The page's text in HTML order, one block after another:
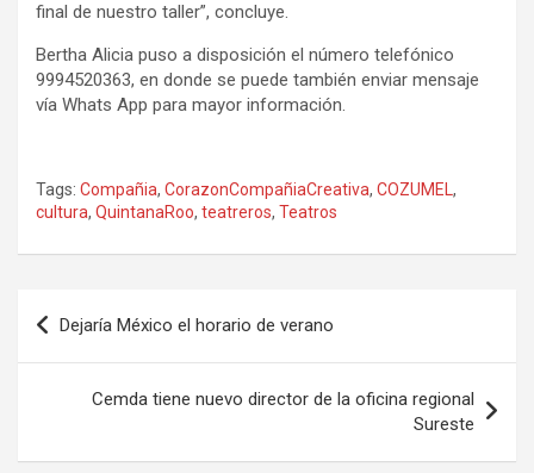
final de nuestro taller”, concluye.
Bertha Alicia puso a disposición el número telefónico
9994520363, en donde se puede también enviar mensaje
vía Whats App para mayor información.
Tags: Compañia, CorazonCompañiaCreativa, COZUMEL,
cultura, QuintanaRoo, teatreros, Teatros
Navegación
de
entradas
Dejaría México el horario de verano
Cemda tiene nuevo director de la oficina regional
Sureste